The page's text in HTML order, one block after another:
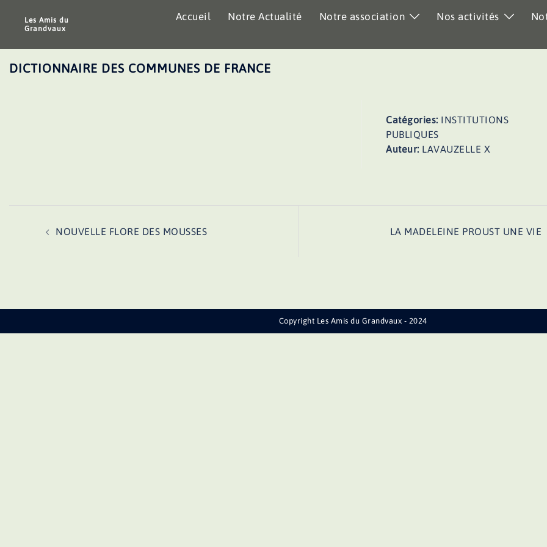
Les Amis du
Grandvaux
Accueil Notre Actualité Notre association Nos activités
DICTIONNAIRE DES COMMUNES DE FRANCE
Catégories: INSTITUTIONS
PUBLIQUES
Auteur: LAVAUZELLE X
NOUVELLE FLORE DES MOUSSES LA MADELEINE PROUST UNE VIE
Copyright Les Amis du Grandvaux - 2024